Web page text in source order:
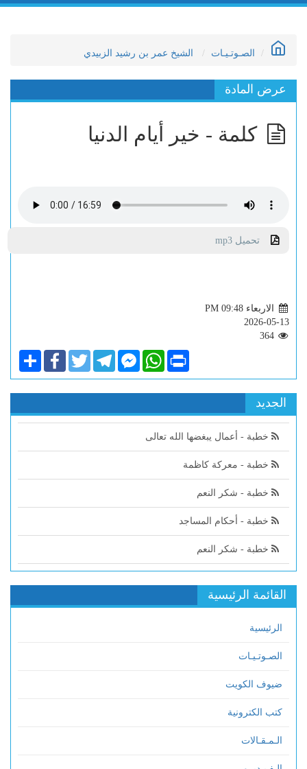
الصـوتـيـات الشيخ عمر بن رشيد الزبيدي
عرض المادة
كلمة - خير أيام الدنيا
تحميل mp3
الاربعاء PM 09:48
2026-05-13
ShareFacebookTwitterTelegramFacebook
Messenger
WhatsApp Print
الجديد
خطبة - أعمال يبغضها الله تعالى
خطبة - معركة كاظمة
خطبة - شكر النعم
خطبة - أحكام المساجد
خطبة - شكر النعم
القائمة الرئيسية
الرئيسية
الصـوتـيـات
ضيوف الكويت
كتب الكترونية
الـمـقـالات